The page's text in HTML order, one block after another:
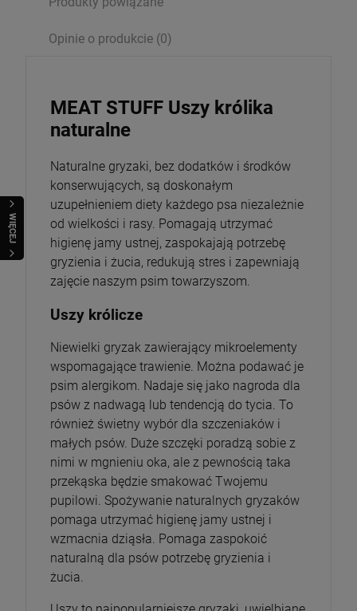
WIĘCEJ
Opinie o produkcie (0)
MEAT STUFF Uszy królika
naturalne
Naturalne gryzaki, bez dodatków i środków
konserwujących, są doskonałym
uzupełnieniem diety każdego psa niezależnie
od wielkości i rasy. Pomagają utrzymać
higienę jamy ustnej, zaspokajają potrzebę
gryzienia i żucia, redukują stres i zapewniają
zajęcie naszym psim towarzyszom.
Uszy królicze
Niewielki gryzak zawierający mikroelementy
wspomagające trawienie. Można podawać je
psim alergikom. Nadaje się jako nagroda dla
psów z nadwagą lub tendencją do tycia. To
również świetny wybór dla szczeniaków i
małych psów. Duże szczęki poradzą sobie z
nimi w mgnieniu oka, ale z pewnością taka
przekąska będzie smakować Twojemu
pupilowi. Spożywanie naturalnych gryzaków
pomaga utrzymać higienę jamy ustnej i
wzmacnia dziąsła. Pomaga zaspokoić
naturalną dla psów potrzebę gryzienia i
żucia.